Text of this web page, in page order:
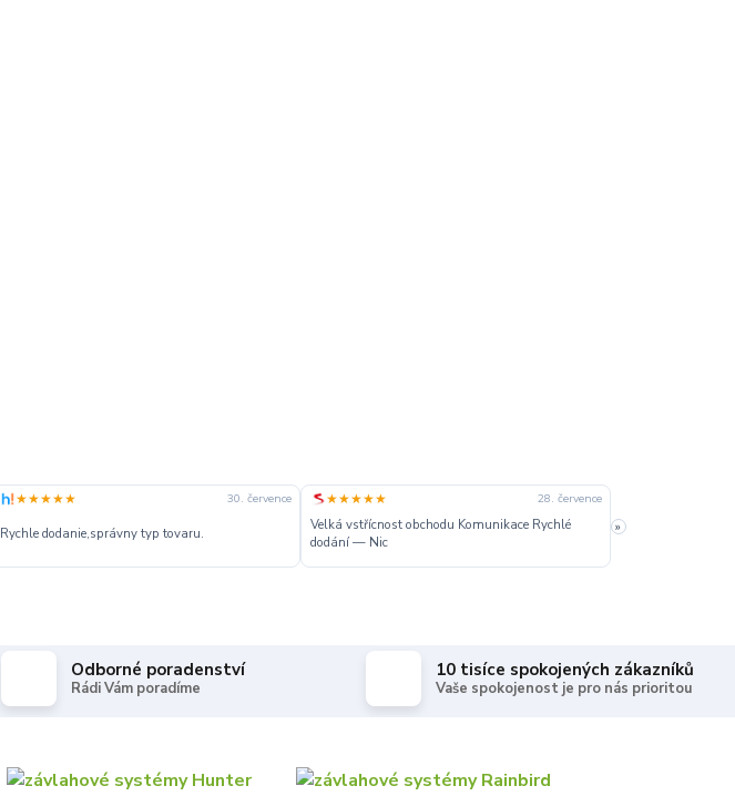
★★★★★ 30. července
Rychle dodanie,správny typ tovaru.
★★★★★ 28. července
Velká vstřícnost obchodu Komunikace Rychlé
dodání — Nic
Dobré
»
Odborné poradenství
Rádi Vám poradíme
10 tisíce spokojených zákazníků
Vaše spokojenost je pro nás prioritou